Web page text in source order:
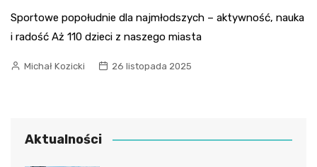
Sportowe popołudnie dla najmłodszych – aktywność, nauka
i radość Aż 110 dzieci z naszego miasta
Michał Kozicki 26 listopada 2025
Aktualności